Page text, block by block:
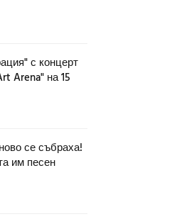
с концерт
Arena" на 15
се събраха!
им песен